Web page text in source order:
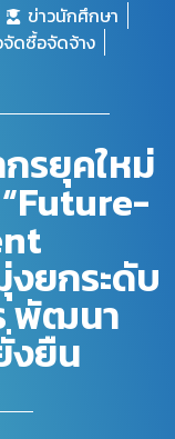
ข่าวนักศึกษา
จัดซื้อจัดจ้าง
รยุคใหม่
ยกระดับ
พัฒนา
งยืน